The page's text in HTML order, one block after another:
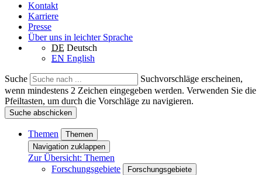
Kontakt
Karriere
Presse
Über uns in leichter Sprache
DE Deutsch
EN English
Suche
Suchvorschläge erscheinen,
wenn mindestens 2 Zeichen eingegeben werden. Verwenden Sie die
Pfeiltasten, um durch die Vorschläge zu navigieren.
Suche abschicken
Themen
Themen
Navigation zuklappen
Zur Übersicht: Themen
Forschungsgebiete
Forschungsgebiete